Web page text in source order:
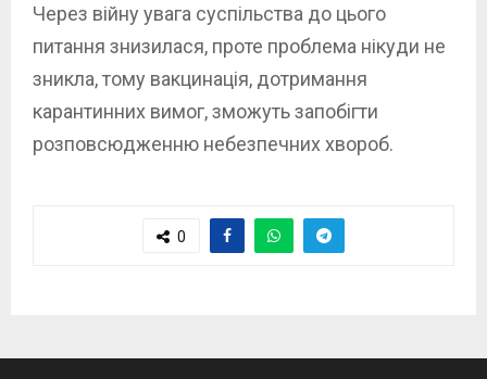
Через війну увага суспільства до цього
питання знизилася, проте проблема нікуди не
зникла, тому вакцинація, дотримання
карантинних вимог, зможуть запобігти
розповсюдженню небезпечних хвороб.
0